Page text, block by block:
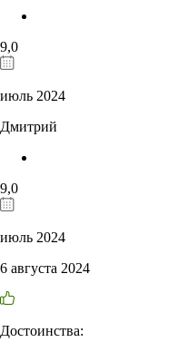
9,0
июль 2024
Дмитрий
9,0
июль 2024
6 августа 2024
Достоинства: